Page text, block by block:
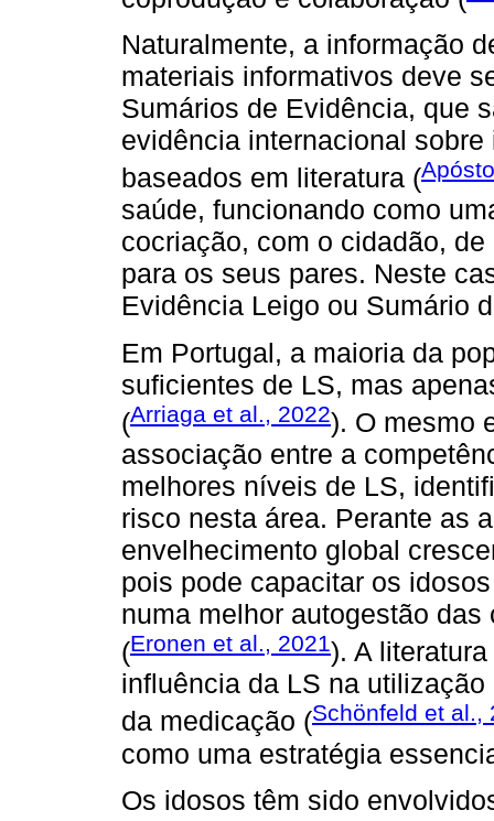
Naturalmente, a informação
materiais informativos deve
Sumários de Evidência, que
evidência internacional
baseados em literatura (
saúde, funcionando como
cocriação, com o cidadão,
para os seus pares. Neste
Evidência Leigo ou Sumário
Em Portugal, a maioria da
suficientes de LS, mas
(Arriaga et al., 2022). O mesmo
associação entre a
melhores níveis de LS,
risco nesta área. Perante as
envelhecimento global
pois pode capacitar os
numa melhor autogestão
(Eronen et al., 2021). A
influência da LS na
da medicação (Schönfeld et al.,
como uma estratégia
Os idosos têm sido